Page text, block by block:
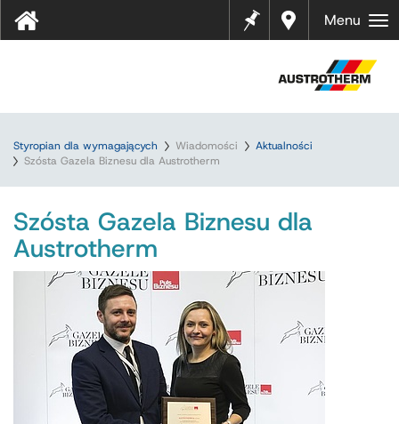
Gdzie
kupić
Notes
Menu
Styropian dla wymagających Wiadomości
Aktualności
Szósta Gazela Biznesu dla Austrotherm
Szósta Gazela Biznesu dla
Austrotherm